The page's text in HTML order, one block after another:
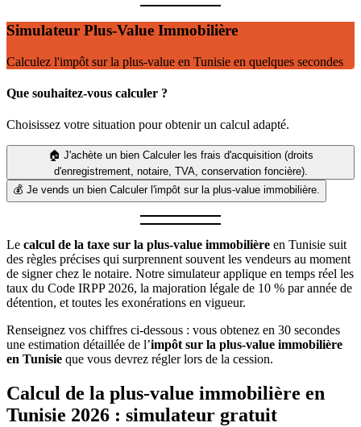
Simulateur Plus-Value Immobilière
Calculez l'impôt sur la plus-value en Tunisie en quelques secondes
Que souhaitez-vous calculer ?
Choisissez votre situation pour obtenir un calcul adapté.
🏠 J'achète un bien Calculer les frais d'acquisition (droits
d'enregistrement, notaire, TVA, conservation foncière).
💰 Je vends un bien Calculer l'impôt sur la plus-value immobilière.
Le calcul de la taxe sur la plus-value immobilière en Tunisie suit
des règles précises qui surprennent souvent les vendeurs au moment
de signer chez le notaire. Notre simulateur applique en temps réel les
taux du Code IRPP 2026, la majoration légale de 10 % par année de
détention, et toutes les exonérations en vigueur.
Renseignez vos chiffres ci-dessous : vous obtenez en 30 secondes
une estimation détaillée de l’impôt sur la plus-value immobilière
en Tunisie que vous devrez régler lors de la cession.
Calcul de la plus-value immobilière en
Tunisie 2026 : simulateur gratuit